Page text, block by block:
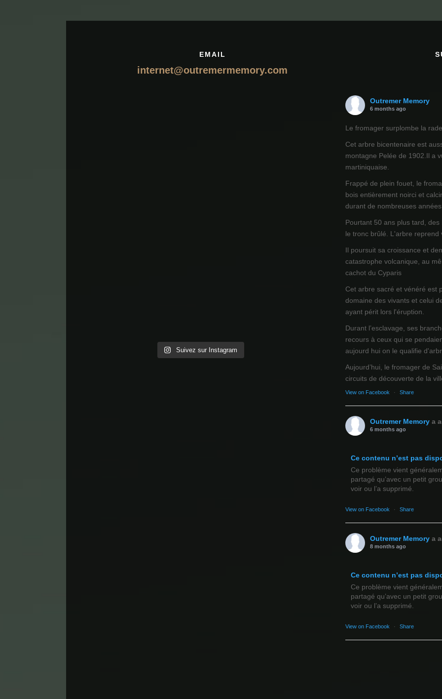
EMAIL
internet@outremermemory.com
Suivez sur Instagram
Outremer Memory
6 months ago
Le fromager surplombe la
Cet arbre bicentenaire est
montagne Pelée de 1902.Il a
martiniquaise.
Frappé de plein fouet, le
bois entièrement noirci et
durant de nombreuses
Pourtant 50 ans plus tard,
le tronc brûlé. L'arbre
Il poursuit sa croissance et
catastrophe volcanique, au
cachot du Cyparis
Cet arbre sacré et vénéré est
domaine des vivants et celui
ayant périt lors l'éruption.
Durant l’esclavage, ses
recours à ceux qui se
aujourd hui on le qualifie
Aujourd’hui, le fromager de
circuits de découverte de la
View on Facebook · Share
Outremer Memory a
6 months ago
Ce contenu n’est pas
Ce problème vient
partagé qu’avec un petit
voir ou l’a supprimé.
View on Facebook · Share
Outremer Memory a
8 months ago
Ce contenu n’est pas
Ce problème vient
partagé qu’avec un petit
voir ou l’a supprimé.
View on Facebook · Share